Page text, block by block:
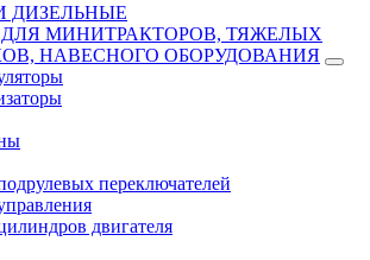
ДИЗЕЛЬНЫЕ
МИНИТРАКТОРОВ, ТЯЖЕЛЫХ
НАВЕСНОГО ОБОРУДОВАНИЯ
переключателей
двигателя